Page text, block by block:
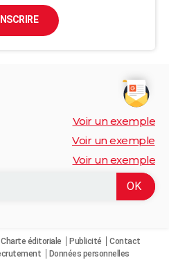
Voir un exemple
Voir un exemple
Voir un exemple
Charte éditoriale Publicité
Contact
Données personnelles